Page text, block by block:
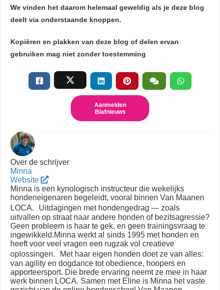
We vinden het daarom helemaal geweldig als je deze blog
deelt via onderstaande knoppen.
Kopiëren en plakken van deze blog of delen ervan
gebruiken mag niet zonder toestemming
Aanmelden
Blafnieuws
Over de schrijver
Minna
Website
Minna is een kynologisch instructeur die wekelijks
hondeneigenaren begeleidt, vooral binnen Van Maanen
LOCA. Uitdagingen met hondengedrag — zoals
uitvallen op straat naar andere honden of bezitsagressie?
Geen probleem is haar te gek, en geen trainingsvraag te
ingewikkeld.Minna werkt al sinds 1995 met honden en
heeft voor veel vragen een rugzak vol creatieve
oplossingen. Met haar eigen honden doet ze van alles:
van agility en dogdance tot obedience, hoopers en
apporteersport. Die brede ervaring neemt ze mee in haar
werk binnen LOCA. Samen met Eline is Minna het vaste